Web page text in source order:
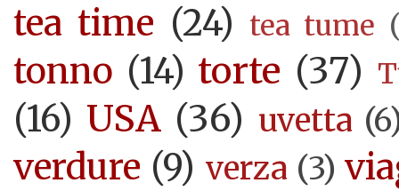
tea time (24) tea tume
tonno (14) torte (37)
(16) USA (36) uvetta
verdure (9) verza (3)